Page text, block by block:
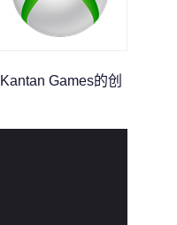
Games的创